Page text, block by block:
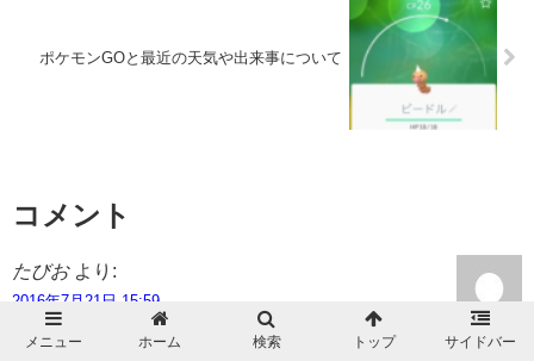
ポケモンGOと最近の天気や出来事について
コメント
たびお より:
2016年7月21日 15:59
メニュー ホーム 検索 トップ サイドバー